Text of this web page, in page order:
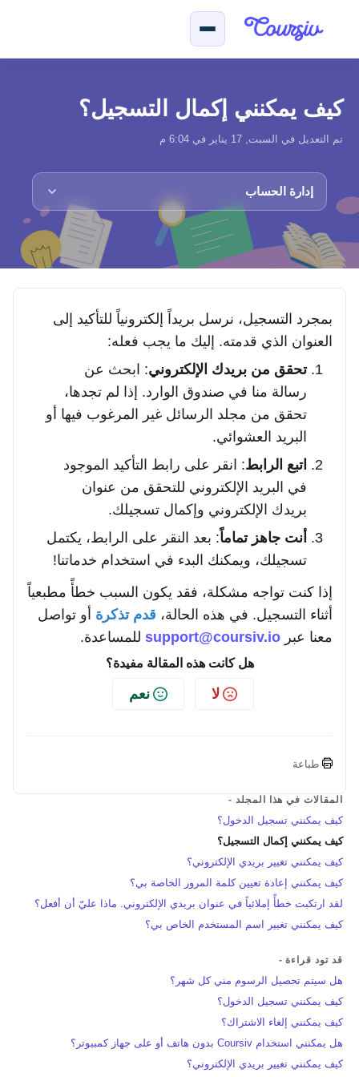
كيف يمكنني إكمال التسجيل؟
تم التعديل في السبت, 17 يناير في 6:04 م
إدارة الحساب
بمجرد التسجيل، نرسل بريداً إلكترونياً للتأكيد إلى
العنوان الذي قدمته. إليك ما يجب فعله:
تحقق من بريدك الإلكتروني: ابحث عن
رسالة منا في صندوق الوارد. إذا لم تجدها،
تحقق من مجلد الرسائل غير المرغوب فيها أو
البريد العشوائي.
اتبع الرابط: انقر على رابط التأكيد الموجود
في البريد الإلكتروني للتحقق من عنوان
بريدك الإلكتروني وإكمال تسجيلك.
أنت جاهز تماماً: بعد النقر على الرابط، يكتمل
تسجيلك، ويمكنك البدء في استخدام خدماتنا!
إذا كنت تواجه مشكلة، فقد يكون السبب خطأً مطبعياً
أثناء التسجيل. في هذه الحالة، قدم تذكرة أو تواصل
معنا عبر support@coursiv.io للمساعدة.
هل كانت هذه المقالة مفيدة؟
لا نعم
طباعة
المقالات في هذا المجلد -
كيف يمكنني تسجيل الدخول؟
كيف يمكنني إكمال التسجيل؟
كيف يمكنني تغيير بريدي الإلكتروني؟
كيف يمكنني إعادة تعيين كلمة المرور الخاصة بي؟
لقد ارتكبت خطأً إملائياً في عنوان بريدي الإلكتروني. ماذا عليّ أن أفعل؟
كيف يمكنني تغيير اسم المستخدم الخاص بي؟
قد تود قراءة -
هل سيتم تحصيل الرسوم مني كل شهر؟
كيف يمكنني تسجيل الدخول؟
كيف يمكنني إلغاء الاشتراك؟
هل يمكنني استخدام Coursiv بدون هاتف أو على جهاز كمبيوتر؟
كيف يمكنني تغيير بريدي الإلكتروني؟